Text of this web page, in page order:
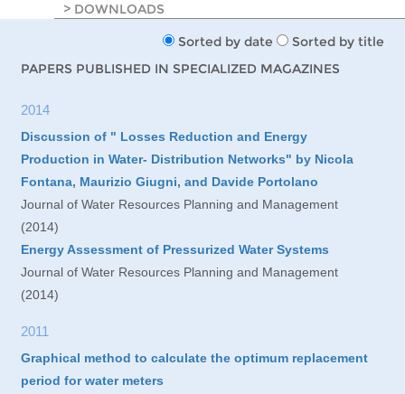
> DOWNLOADS
Sorted by date
Sorted by title
PAPERS PUBLISHED IN SPECIALIZED MAGAZINES
2014
Discussion of " Losses Reduction and Energy
Production in Water- Distribution Networks" by Nicola
Fontana, Maurizio Giugni, and Davide Portolano
Journal of Water Resources Planning and Management
(2014)
Energy Assessment of Pressurized Water Systems
Journal of Water Resources Planning and Management
(2014)
2011
Graphical method to calculate the optimum replacement
period for water meters